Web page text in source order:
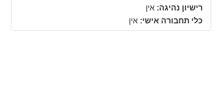
רישיון נהיגה: אין
כלי תחבורה אישי: אין